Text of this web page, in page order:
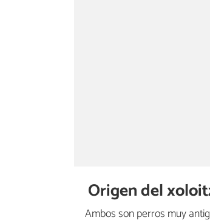
Origen del
Ambos son perros muy